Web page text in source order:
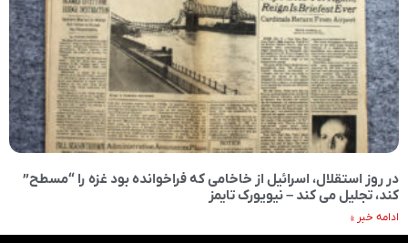
در روز استقلال، اسرائیل از خاخامی که فراخوانده بود غزه را “مسطح”
کند، تجلیل می کند – نیویورک تایمز
ادامه خبر »